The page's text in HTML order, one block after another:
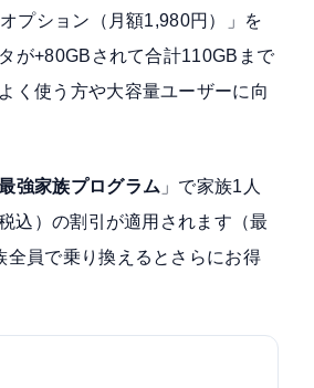
プション（月額1,980円）
」を
が+80GBされて合計110GBまで
く使う方や大容量ユーザーに向
強家族プログラム 」で家族1人
込）の割引が適用されます（最
全員で乗り換えるとさらにお得